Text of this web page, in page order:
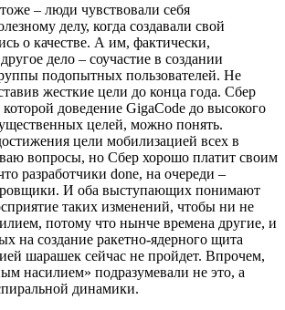
– люди чувствовали себя
делу, когда создавали свой
о качестве. А им, фактически,
дело – соучастие в создании
подопытных пользователей. Не
жесткие цели до конца года. Сбер
доведение GigaCode до высокого
целей, можно понять.
цели мобилизацией всех в
вопросы, но Сбер хорошо платит своим
разработчики done, на очереди –
И оба выступающих понимают
таких изменений, чтобы ни не
потому что нынче времена другие, и
на создание ракетно-ядерного щита
шарашек сейчас не пройдет. Впрочем,
насилием» подразумевали не это, а
динамики.